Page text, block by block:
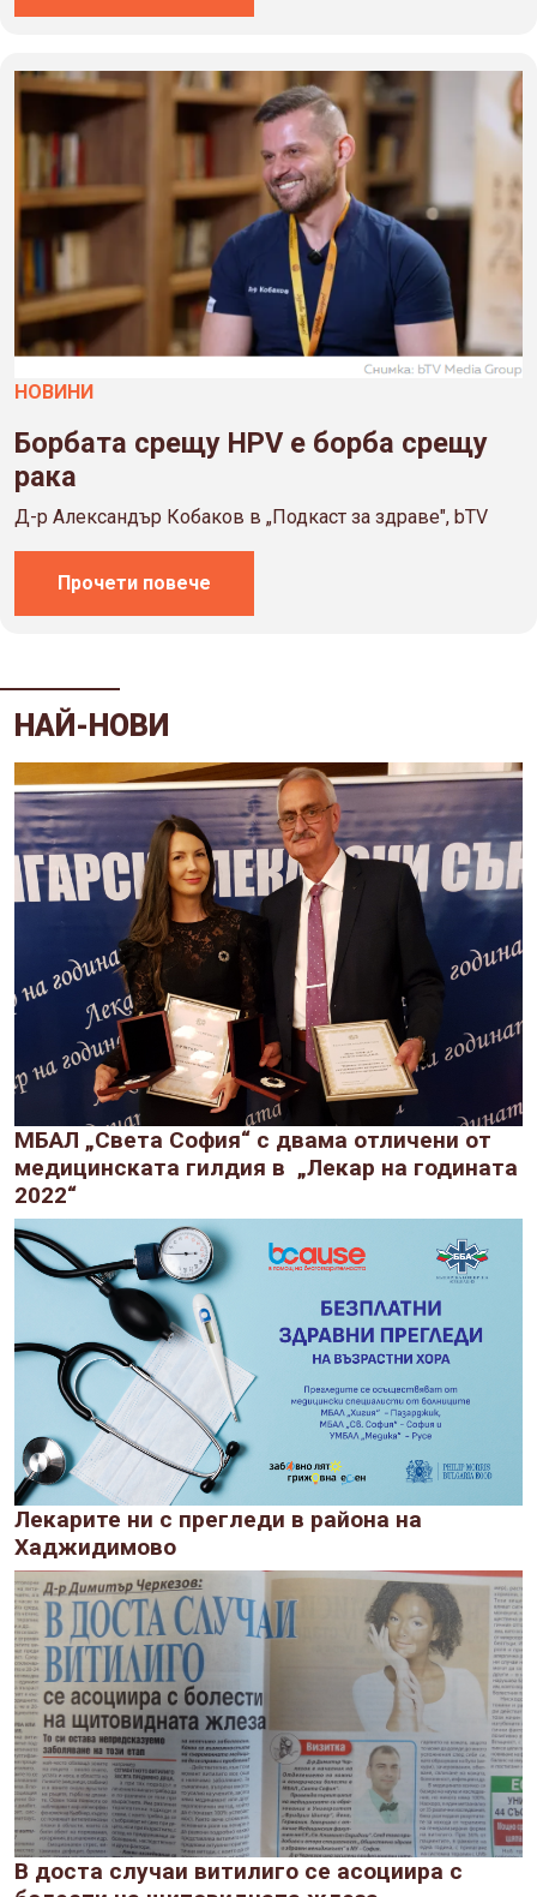
НОВИНИ
Борбата срещу HPV е борба срещу
рака
Д-р Александър Кобаков в „Подкаст за здраве", bTV
Прочети повече
НАЙ-НОВИ
МБАЛ „Света София“ с двама отличени от
медицинската гилдия в „Лекар на годината
2022“
Лекарите ни с прегледи в района на
Хаджидимово
В доста случаи витилиго се асоциира с